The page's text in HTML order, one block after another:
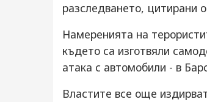
разследването, цитирани
Намеренията на
където са изготвяли
атака с автомобили - в
Властите все още